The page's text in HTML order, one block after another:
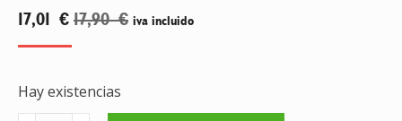
17,01 € 17,90€ iva incluido
Hay existencias